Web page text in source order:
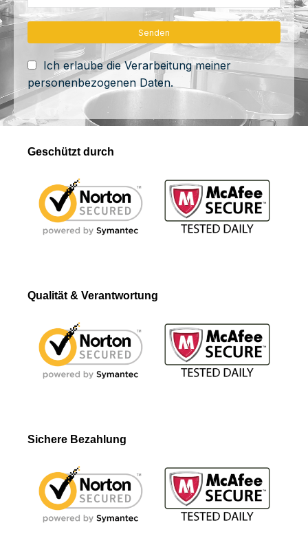
Ich erlaube die Verarbeitung meiner
personenbezogenen Daten.
Geschützt durch
Qualität & Verantwortung
Sichere Bezahlung